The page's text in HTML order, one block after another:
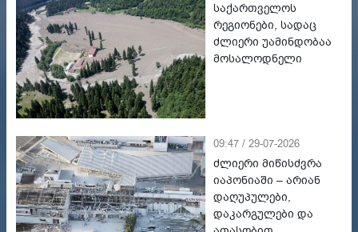
საქართველოს
რეგიონები, სადაც
ძლიერი უამინდობაა
მოსალოდნელი
09:47 / 29-07-2026
ძლიერი მიწისძვრა
იაპონიაში – არიან
დაღუპულები,
დაკარგულები და